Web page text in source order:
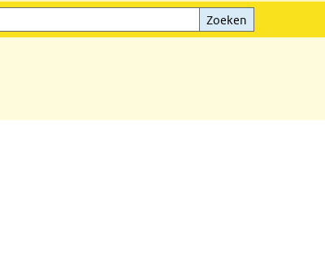
Zoeken